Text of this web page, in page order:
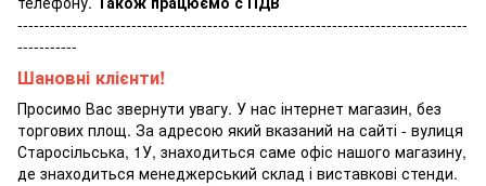
-----------------------------------------------------------------------------------
-----------
Шановні клієнти!
Просимо Вас звернути увагу. У нас інтернет магазин, без
торгових площ. За адресою який вказаний на сайті - вулиця
Старосільська, 1У, знаходиться саме офіс нашого магазину,
де знаходиться менеджерський склад і виставкові стенди.